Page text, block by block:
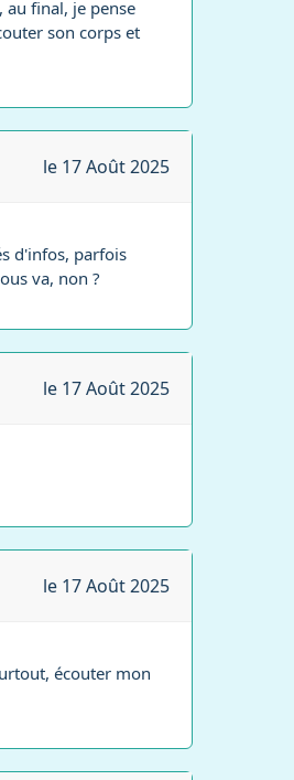
final, je pense
son corps et
le 17 Août 2025
d'infos, parfois
va, non ?
le 17 Août 2025
le 17 Août 2025
écouter mon